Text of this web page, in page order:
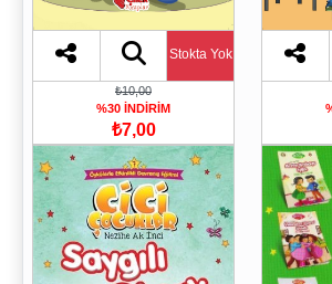
Stokta Yok
₺10,00
%30 İNDİRİM
₺7,00